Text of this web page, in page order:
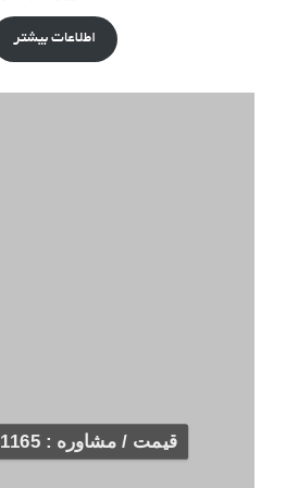
اطلاعات بیشتر
قیمت / مشاوره : 02122451165